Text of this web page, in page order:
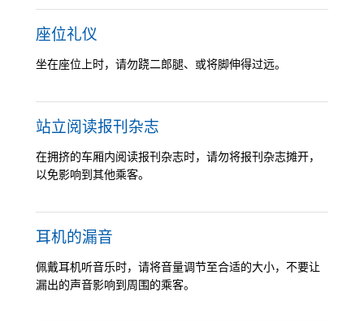
座位礼仪
坐在座位上时，请勿跷二郎腿、或将脚伸得过远。
站立阅读报刊杂志
在拥挤的车厢内阅读报刊杂志时，请勿将报刊杂志摊开，
以免影响到其他乘客。
耳机的漏音
佩戴耳机听音乐时，请将音量调节至合适的大小，不要让
漏出的声音影响到周围的乘客。